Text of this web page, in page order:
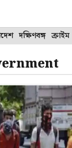
দক্ষিণবঙ্গ ক্রাইম